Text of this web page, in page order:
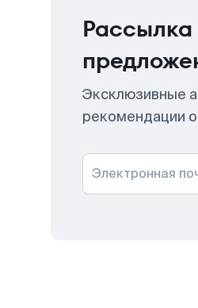
Эксклюзивные
рекомендации
Электронная